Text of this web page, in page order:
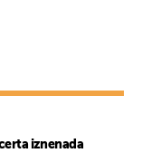
iznenada